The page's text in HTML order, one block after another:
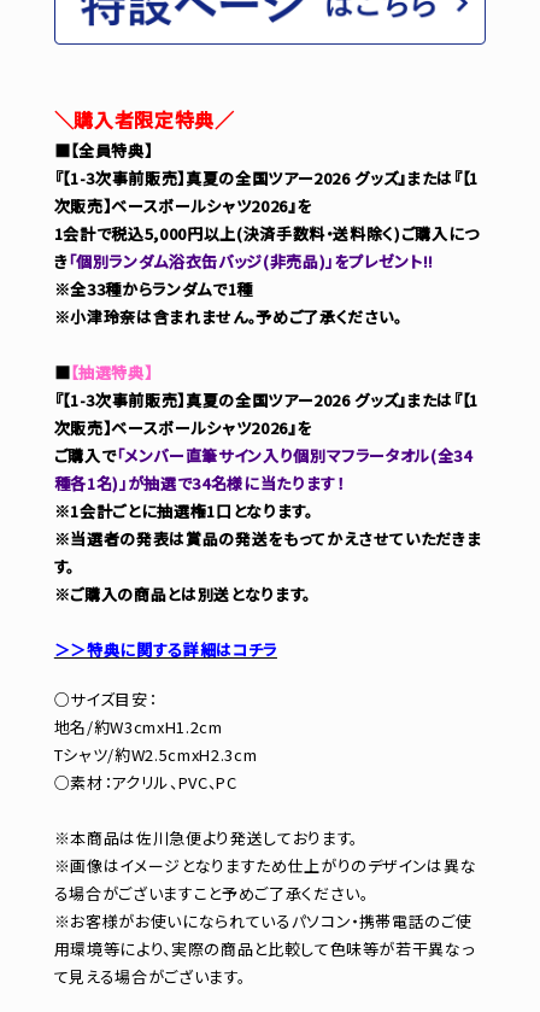
＼購入者限定特典／
■【全員特典】
『【1-3次事前販売】真夏の全国ツアー2026 グッズ』または『【1
次販売】ベースボールシャツ2026』を
1会計で税込5,000円以上(決済手数料・送料除く)ご購入につ
き「個別ランダム浴衣缶バッジ(非売品)」をプレゼント!!
※全33種からランダムで1種
※小津玲奈は含まれません。予めご了承ください。
■【抽選特典】
『【1-3次事前販売】真夏の全国ツアー2026 グッズ』または『【1
次販売】ベースボールシャツ2026』を
ご購入で「メンバー直筆サイン入り個別マフラータオル(全34
種各1名)」が抽選で34名様に当たります！
※1会計ごとに抽選権1口となります。
※当選者の発表は賞品の発送をもってかえさせていただきま
す。
※ご購入の商品とは別送となります。
＞＞特典に関する詳細はコチラ
○サイズ目安：
地名/約W3cmxH1.2cm
Tシャツ/約W2.5cmxH2.3cm
○素材：アクリル、PVC、PC
※本商品は佐川急便より発送しております。
※画像はイメージとなりますため仕上がりのデザインは異な
る場合がございますこと予めご了承ください。
※お客様がお使いになられているパソコン・携帯電話のご使
用環境等により、実際の商品と比較して色味等が若干異なっ
て見える場合がございます。